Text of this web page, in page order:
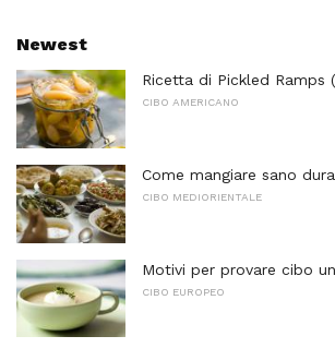
Newest
Ricetta di Pickled Ramps
CIBO AMERICANO
Come mangiare sano
CIBO MEDIORIENTALE
Motivi per provare cibo
CIBO EUROPEO